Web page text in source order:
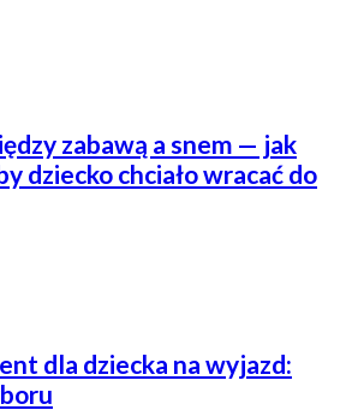
zabawą a snem — jak
dziecko chciało wracać do
dla dziecka na wyjazd: